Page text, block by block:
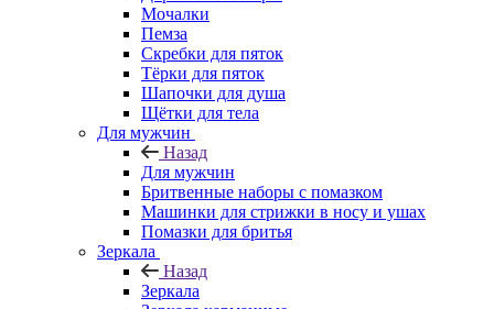
Мочалки
Пемза
Скребки для пяток
Тёрки для пяток
Шапочки для душа
Щётки для тела
Для мужчин
Назад
Для мужчин
Бритвенные наборы с помазком
Машинки для стрижки в носу и ушах
Помазки для бритья
Зеркала
Назад
Зеркала